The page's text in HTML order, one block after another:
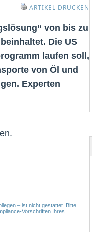
ARTIKEL DRUCKEN
von bis zu
Die US
laufen soll,
von Öl und
Experten
– ist nicht gestattet. Bitte
Vorschriften Ihres